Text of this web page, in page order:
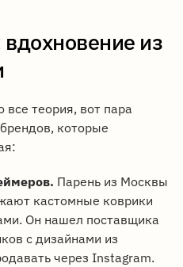
из
теория, вот пара
которые
Парень из Москвы
кастомные коврики
Он нашел поставщика
с дизайнами из
через Instagram.